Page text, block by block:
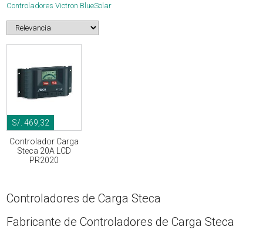
Controladores Victron BlueSolar
S/. 469,32
Controlador Carga
Steca 20A LCD
PR2020
Controladores de Carga Steca
Fabricante de Controladores de Carga Steca